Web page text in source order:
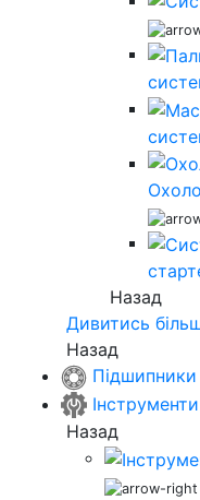
Назад
Дивитись
Назад
Підшипники
Назад